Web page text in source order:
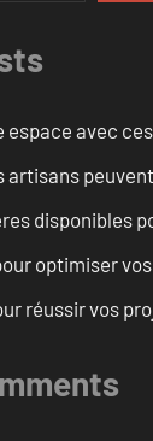
avec
artisans
disponibles
optimiser
réussir vos